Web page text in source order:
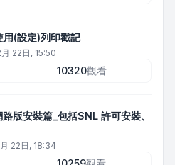
(設定)列印戳記
22日, 15:50
10320觀看
安裝篇_包括SNL 許可安裝、
22日, 18:34